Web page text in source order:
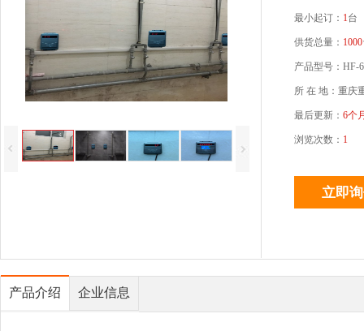
最小起订： 1台
供货总量： 1000
产品型号：HF-
所 在 地：重庆
最后更新： 6个
浏览次数： 1
产品介绍 企业信息